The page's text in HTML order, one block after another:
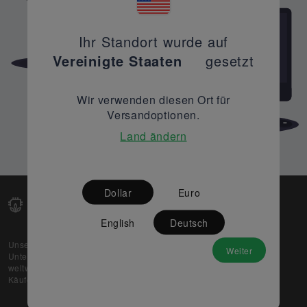
Unsere Web-Plattform unterstützt OEM- und EMS-
Unternehmen dabei, ihre überschüssigen Lagerbestände
weltweit zu verkaufen und gleichzeitig den potenziellen
Käufern beste Preise und Qualität zu bieten.
Partner
Ihr Standort wurde auf
Vereinigte Staaten
gesetzt
Wir verwenden diesen Ort für
Versandoptionen.
Land ändern
Dollar Euro
English Deutsch
Weiter